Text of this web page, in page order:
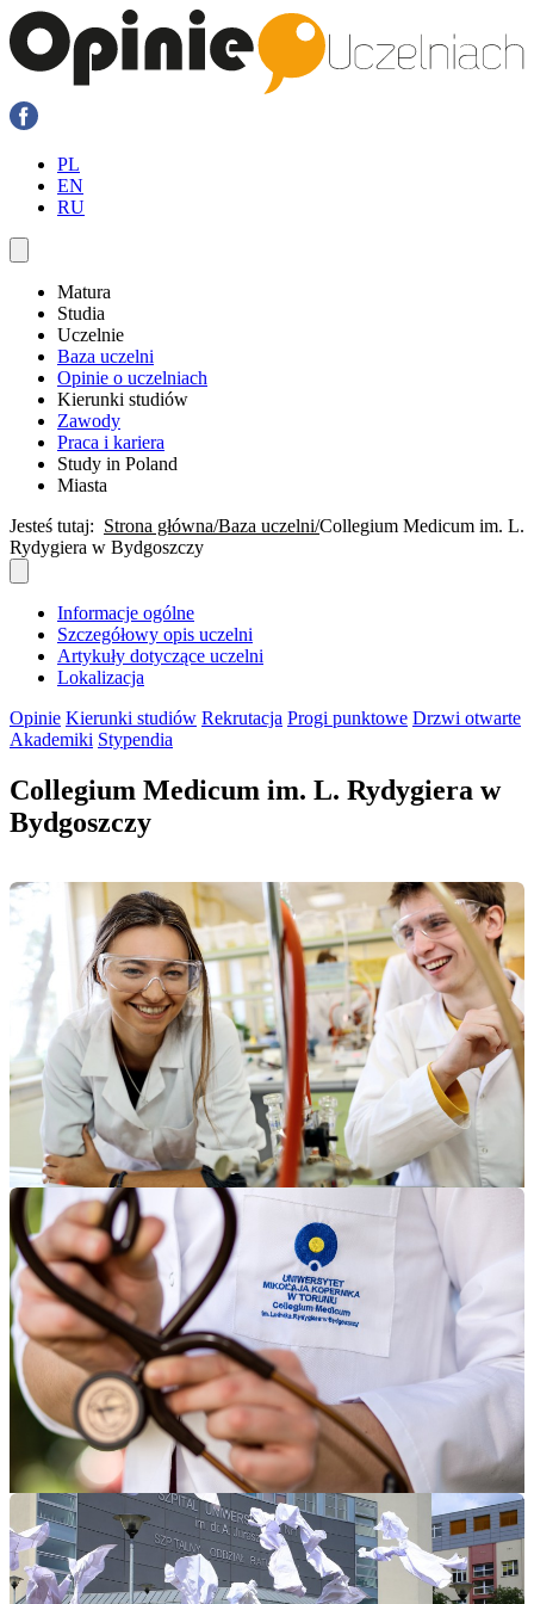
PL
EN
RU
Matura
Studia
Uczelnie
Baza uczelni
Opinie o uczelniach
Kierunki studiów
Zawody
Praca i kariera
Study in Poland
Miasta
Jesteś tutaj: Strona główna Baza uczelni Collegium Medicum im. L.
Rydygiera w Bydgoszczy
Informacje ogólne
Szczegółowy opis uczelni
Artykuły dotyczące uczelni
Lokalizacja
Opinie Kierunki studiów Rekrutacja Progi punktowe Drzwi otwarte
Akademiki Stypendia
Collegium Medicum im. L. Rydygiera w
Bydgoszczy